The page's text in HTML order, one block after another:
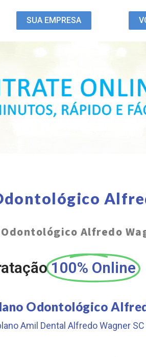
SUA EMPRESA
Alfredo
100% Online
Odontológico
Amil Dental Alfredo Wagner SC